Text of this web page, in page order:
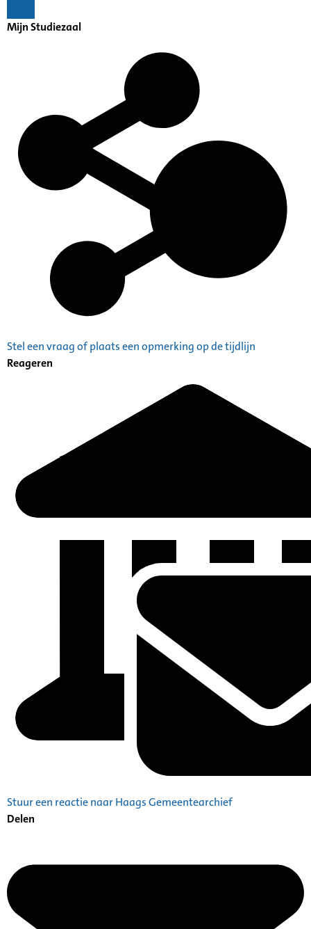
Mijn Studiezaal
Stel een vraag of plaats een opmerking op de tijdlijn
Reageren
Stuur een reactie naar Haags Gemeentearchief
Delen